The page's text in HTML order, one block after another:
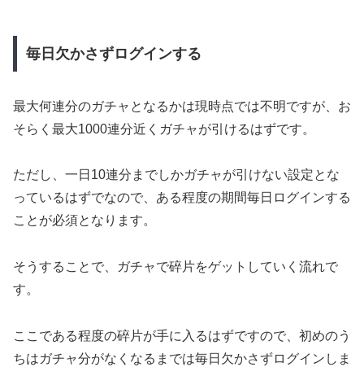
毎日欠かさずログインする
最大何連分のガチャとなるかは現時点では不明ですが、お
そらく最大1000連分近くガチャが引けるはずです。
ただし、一日10連分までしかガチャが引けない設定とな
っているはずでなので、ある程度の期間毎日ログインする
ことが必須となります。
そうすることで、ガチャで碎片をゲットしていく流れで
す。
ここである程度の碎片が手に入るはずですので、初めのう
ちはガチャ分がなくなるまでは毎日欠かさずログインしま